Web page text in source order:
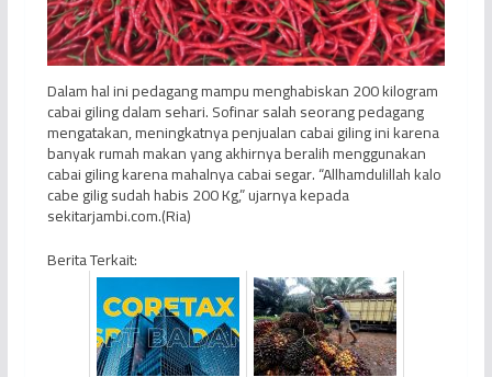
Dalam hal ini pedagang mampu menghabiskan 200 kilogram
cabai giling dalam sehari. Sofinar salah seorang pedagang
mengatakan, meningkatnya penjualan cabai giling ini karena
banyak rumah makan yang akhirnya beralih menggunakan
cabai giling karena mahalnya cabai segar. “Allhamdulillah kalo
cabe gilig sudah habis 200 Kg,” ujarnya kepada
sekitarjambi.com.(Ria)
Berita Terkait: